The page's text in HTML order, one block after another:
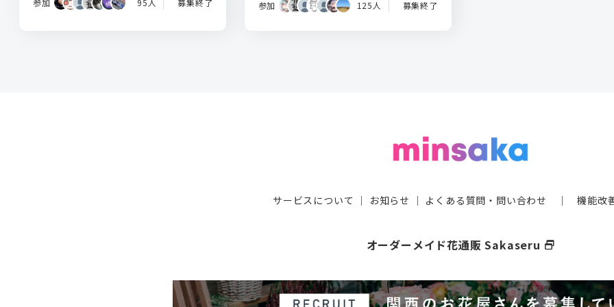
参加 95人 募集終了 参加 125人 募集終了
サービスについて ｜ お知らせ ｜ よくある質問・問い合わせ ｜機能改
オーダーメイド花通販 Sakaseru select_window